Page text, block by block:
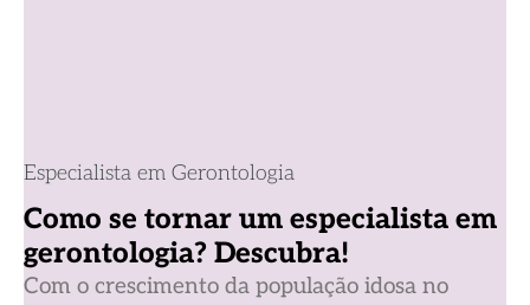
Especialista em Gerontologia
Como se tornar um especialista em
gerontologia? Descubra!
Com o crescimento da população idosa no